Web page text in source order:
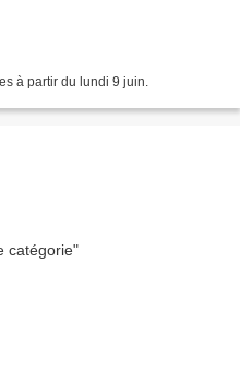
à partir du lundi 9 juin.